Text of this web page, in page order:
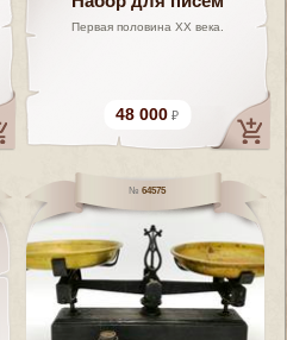
Первая половина ХХ века.
48 000
64575